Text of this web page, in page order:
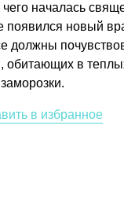
началась
появился новый
должны
обитающих в